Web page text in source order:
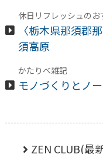
休日リフレッシュのお
〈栃木県那須郡
須高原
かたりべ雑記
モノづくりとノ
ZEN CLUB(最